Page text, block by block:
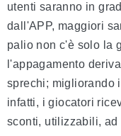
utenti saranno in
dall'APP, maggiori
palio non c'è solo la
l'appagamento
sprechi; migliorando
infatti, i giocatori
sconti, utilizzabili, ad